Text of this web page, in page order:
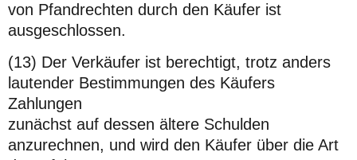
von Pfandrechten durch den Käufer ist
ausgeschlossen.
(13) Der Verkäufer ist berechtigt, trotz anders
lautender Bestimmungen des Käufers
Zahlungen
zunächst auf dessen ältere Schulden
anzurechnen, und wird den Käufer über die Art